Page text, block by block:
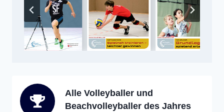
Alle Volleyballer und
Beachvolleyballer des Jahres